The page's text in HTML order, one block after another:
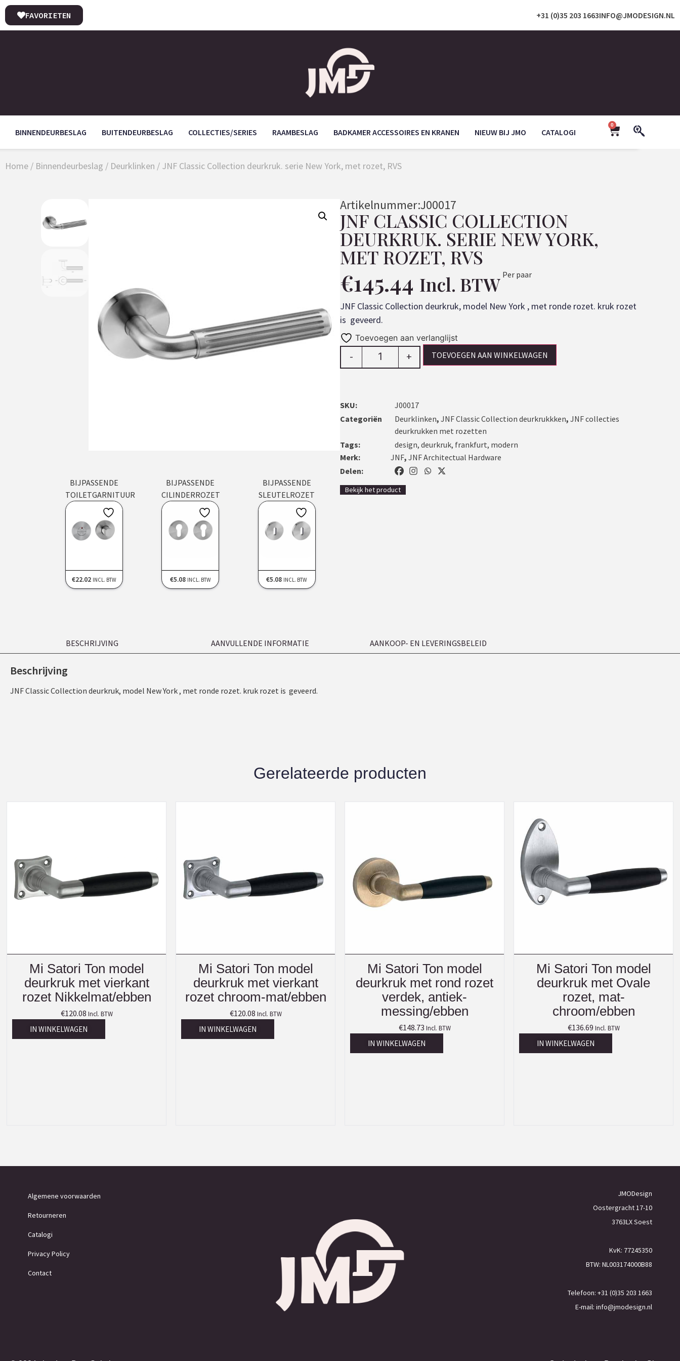
INFO@JMODESIGN.NL
+31 (0)35 203 1663
FAVORIETEN
BINNENDEURBESLAG BUITENDEURBESLAG COLLECTIES/SERIES RAAMBESLAG BADKAMER ACCESSOIRES EN KRANEN NIEUW BIJ JMO CATALOGI
0
Home / Binnendeurbeslag / Deurklinken / JNF Classic Collection deurkruk. serie New York, met rozet, RVS
BIJPASSENDE
TOILETGARNITUUR
€22.02 INCL. BTW
BIJPASSENDE
CILINDERROZET
€5.08 INCL. BTW
BIJPASSENDE
SLEUTELROZET
€5.08 INCL. BTW
Artikelnummer:J00017
JNF CLASSIC COLLECTION
DEURKRUK. SERIE NEW YORK,
MET ROZET, RVS
€145.44 Incl. BTW Per paar
JNF Classic Collection deurkruk, model New York , met ronde rozet. kruk rozet
is geveerd.
Toevoegen aan verlanglijst
- + TOEVOEGEN AAN WINKELWAGEN
SKU:
J00017
Categoriën
Deurklinken, JNF Classic Collection deurkrukkken, JNF collecties
deurkrukken met rozetten
Tags:
design, deurkruk, frankfurt, modern
Merk:
JNF, JNF Architectual Hardware
Delen:
Bekijk het product
BESCHRIJVING AANVULLENDE INFORMATIE AANKOOP- EN LEVERINGSBELEID
Beschrijving
JNF Classic Collection deurkruk, model New York , met ronde rozet. kruk rozet is geveerd.
Gerelateerde producten
Mi Satori Ton model
deurkruk met vierkant
rozet Nikkelmat/ebben
€120.08 Incl. BTW
IN WINKELWAGEN
Mi Satori Ton model
deurkruk met vierkant
rozet chroom-mat/ebben
€120.08 Incl. BTW
IN WINKELWAGEN
Mi Satori Ton model
deurkruk met rond rozet
verdek, antiek-
messing/ebben
€148.73 Incl. BTW
IN WINKELWAGEN
Mi Satori Ton model
deurkruk met Ovale
rozet, mat-
chroom/ebben
€136.69 Incl. BTW
IN WINKELWAGEN
Algemene voorwaarden
Retourneren
Catalogi
Privacy Policy
Contact
JMODesign
Oostergracht 17-10
3763LX Soest
KvK: 77245350
BTW: NL003174000B88
Telefoon: +31 (0)35 203 1663
E-mail: info@jmodesign.nl